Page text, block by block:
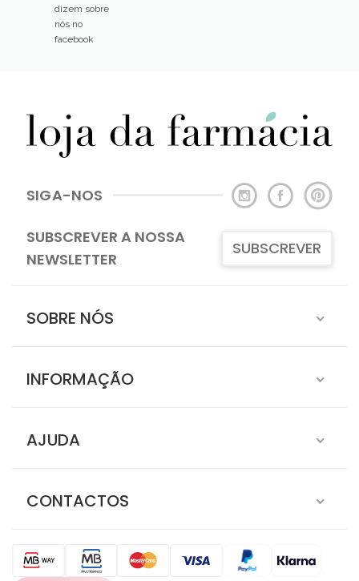
dizem sobre
nós no
facebook
SIGA-NOS
SUBSCREVER A NOSSA
NEWSLETTER
SUBSCREVER
SOBRE NÓS
INFORMAÇÃO
AJUDA
CONTACTOS